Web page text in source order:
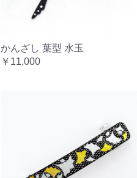
かんざし 葉型 水玉
￥11,000